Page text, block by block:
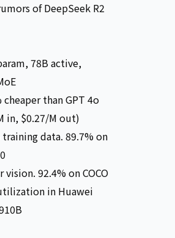
of DeepSeek R2
78B active,
than GPT 4o
in, $0.27/M out)
data. 89.7% on
92.4% on COCO
in Huawei